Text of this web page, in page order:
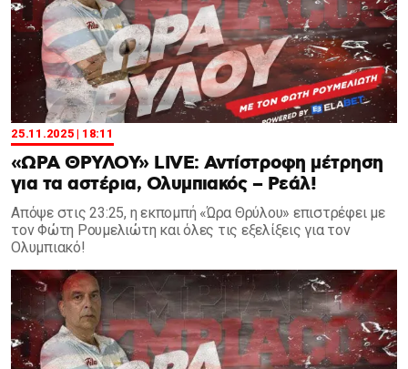
25.11.2025 | 18:11
«ΩΡΑ ΘΡΥΛΟΥ» LIVE: Αντίστροφη μέτρηση
για τα αστέρια, Ολυμπιακός – Ρεάλ!
Aπόψε στις 23:25, η εκπομπή «Ώρα Θρύλου» επιστρέφει με
τον Φώτη Ρουμελιώτη και όλες τις εξελίξεις για τον
Ολυμπιακό!